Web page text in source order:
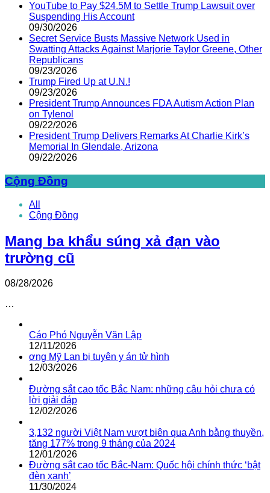
YouTube to Pay $24.5M to Settle Trump Lawsuit over
Suspending His Account
09/30/2026
Secret Service Busts Massive Network Used in
Swatting Attacks Against Marjorie Taylor Greene, Other
Republicans
09/23/2026
Trump Fired Up at U.N.!
09/23/2026
President Trump Announces FDA Autism Action Plan
on Tylenol
09/22/2026
President Trump Delivers Remarks At Charlie Kirk’s
Memorial In Glendale, Arizona
09/22/2026
Cộng Đồng
All
Cộng Đồng
Mang ba khẩu súng xả đạn vào
trường cũ
08/28/2026
…
Cáo Phó Nguyễn Văn Lập
12/11/2026
ơng Mỹ Lan bị tuyên y án tử hình
12/03/2026
Đường sắt cao tốc Bắc Nam: những câu hỏi chưa có
lời giải đáp
12/02/2026
3,132 người Việt Nam vượt biên qua Anh bằng thuyền,
tăng 177% trong 9 tháng của 2024
12/01/2026
Đường sắt cao tốc Bắc-Nam: Quốc hội chính thức ‘bật
đèn xanh’
11/30/2024